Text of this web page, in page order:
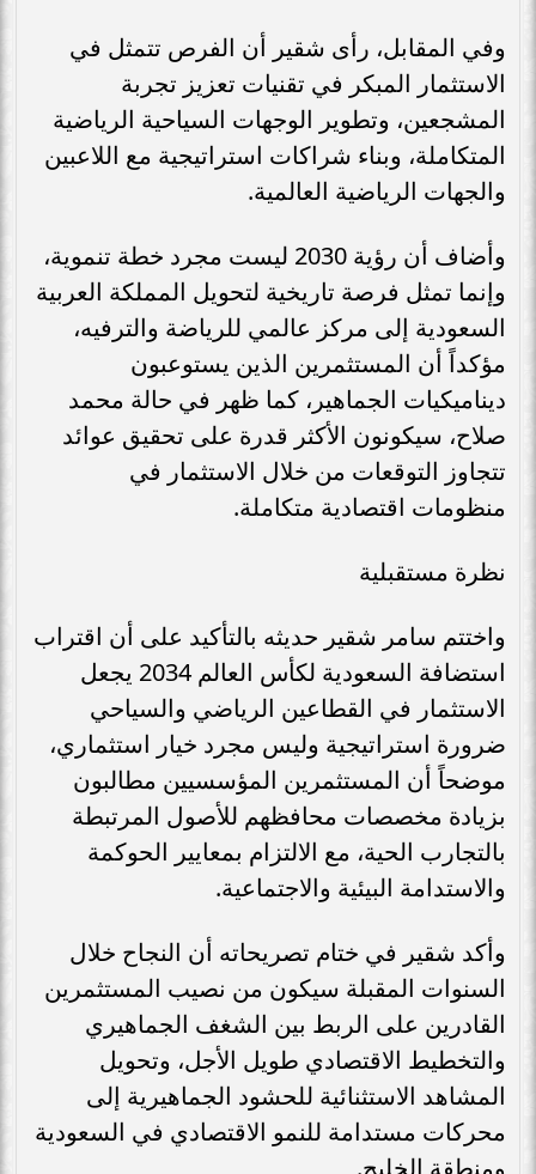
وفي المقابل، رأى شقير أن الفرص تتمثل في
الاستثمار المبكر في تقنيات تعزيز تجربة
المشجعين، وتطوير الوجهات السياحية الرياضية
المتكاملة، وبناء شراكات استراتيجية مع اللاعبين
والجهات الرياضية العالمية.
وأضاف أن رؤية 2030 ليست مجرد خطة تنموية،
وإنما تمثل فرصة تاريخية لتحويل المملكة العربية
السعودية إلى مركز عالمي للرياضة والترفيه،
مؤكداً أن المستثمرين الذين يستوعبون
ديناميكيات الجماهير، كما ظهر في حالة محمد
صلاح، سيكونون الأكثر قدرة على تحقيق عوائد
تتجاوز التوقعات من خلال الاستثمار في
منظومات اقتصادية متكاملة.
نظرة مستقبلية
واختتم سامر شقير حديثه بالتأكيد على أن اقتراب
استضافة السعودية لكأس العالم 2034 يجعل
الاستثمار في القطاعين الرياضي والسياحي
ضرورة استراتيجية وليس مجرد خيار استثماري،
موضحاً أن المستثمرين المؤسسيين مطالبون
بزيادة مخصصات محافظهم للأصول المرتبطة
بالتجارب الحية، مع الالتزام بمعايير الحوكمة
والاستدامة البيئية والاجتماعية.
وأكد شقير في ختام تصريحاته أن النجاح خلال
السنوات المقبلة سيكون من نصيب المستثمرين
القادرين على الربط بين الشغف الجماهيري
والتخطيط الاقتصادي طويل الأجل، وتحويل
المشاهد الاستثنائية للحشود الجماهيرية إلى
محركات مستدامة للنمو الاقتصادي في السعودية
ومنطقة الخليج.